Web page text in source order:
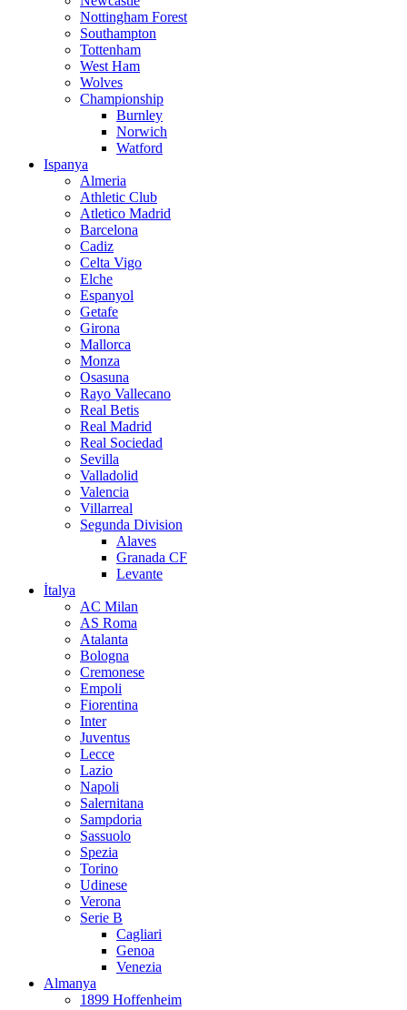
Nottingham Forest
Southampton
Tottenham
West Ham
Wolves
Championship
Burnley
Norwich
Watford
Ispanya
Almeria
Athletic Club
Atletico Madrid
Barcelona
Cadiz
Celta Vigo
Elche
Espanyol
Getafe
Girona
Mallorca
Monza
Osasuna
Rayo Vallecano
Real Betis
Real Madrid
Real Sociedad
Sevilla
Valladolid
Valencia
Villarreal
Segunda Division
Alaves
Granada CF
Levante
İtalya
AC Milan
AS Roma
Atalanta
Bologna
Cremonese
Empoli
Fiorentina
Inter
Juventus
Lecce
Lazio
Napoli
Salernitana
Sampdoria
Sassuolo
Spezia
Torino
Udinese
Verona
Serie B
Cagliari
Genoa
Venezia
Almanya
1899 Hoffenheim